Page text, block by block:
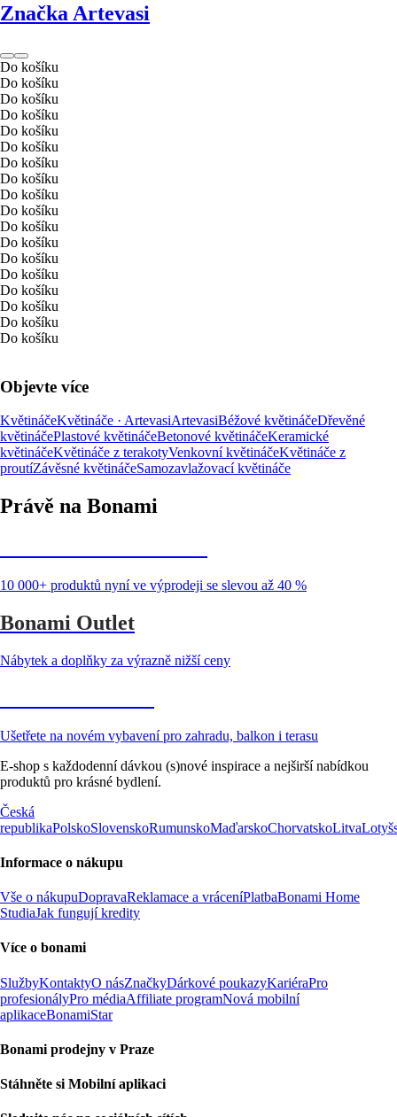
Značka Artevasi
Do košíku
Do košíku
Do košíku
Do košíku
Do košíku
Do košíku
Do košíku
Do košíku
Do košíku
Do košíku
Do košíku
Do košíku
Do košíku
Do košíku
Do košíku
Do košíku
Do košíku
Do košíku
Objevte více
KvětináčeKvětináče · ArtevasiArtevasiBéžové květináčeDřevěné
květináčePlastové květináčeBetonové květináčeKeramické
květináčeKvětináče z terakotyVenkovní květináčeKvětináče z
proutíZávěsné květináčeSamozavlažovací květináče
Právě na Bonami
10 000+ produktů nyní ve výprodeji se slevou až 40 %
Bonami Outlet
Nábytek a doplňky za výrazně nižší ceny
Ušetřete na novém vybavení pro zahradu, balkon i terasu
E-shop s každodenní dávkou (s)nové inspirace a nejširší nabídkou
produktů pro krásné bydlení.
Česká
republikaPolskoSlovenskoRumunskoMaďarskoChorvatskoLitva
Informace o nákupu
Vše o nákupuDopravaReklamace a vráceníPlatbaBonami Home
StudiaJak fungují kredity
Více o bonami
SlužbyKontaktyO násZnačkyDárkové poukazyKariéraPro
profesionályPro médiaAffiliate programNová mobilní
aplikaceBonamiStar
Bonami prodejny v Praze
Stáhněte si Mobilní aplikaci